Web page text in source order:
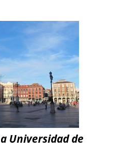
Universidad de